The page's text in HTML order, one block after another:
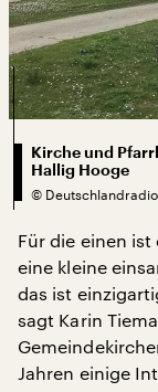
Kirche und
Hallig Hooge
©
Für die einen ist
eine kleine
das ist
sagt Karin
Jahren einige